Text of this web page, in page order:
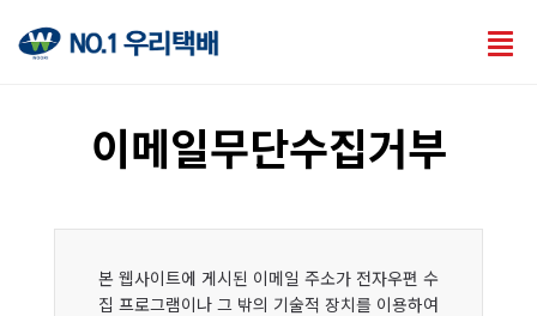
이메일무단수집거부
본 웹사이트에 게시된 이메일 주소가 전자우편 수
집 프로그램이나 그 밖의 기술적 장치를 이용하여